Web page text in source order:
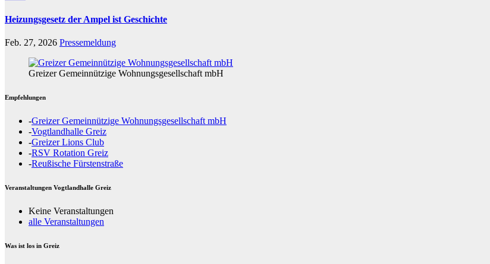
Heizungsgesetz der Ampel ist Geschichte
Feb. 27, 2026 Pressemeldung
Greizer Gemeinnützige Wohnungsgesellschaft mbH
Empfehlungen
-Greizer Gemeinnützige Wohnungsgesellschaft mbH
-Vogtlandhalle Greiz
-Greizer Lions Club
-RSV Rotation Greiz
-Reußische Fürstenstraße
Veranstaltungen Vogtlandhalle Greiz
Keine Veranstaltungen
alle Veranstaltungen
Was ist los in Greiz